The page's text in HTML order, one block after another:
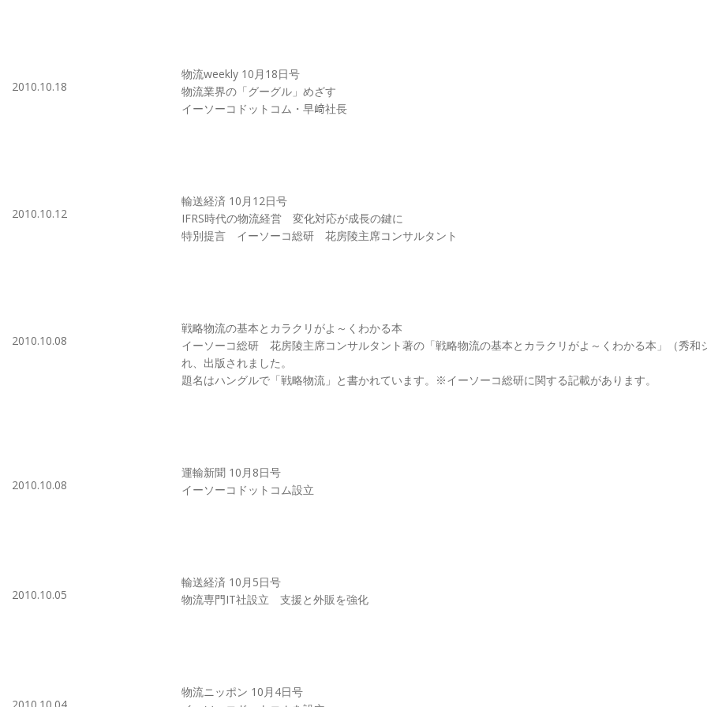
2010.10.18
物流weekly 10月18日号
物流業界の「グーグル」めざす
イーソーコドットコム・早﨑社長
2010.10.12
輸送経済 10月12日号
IFRS時代の物流経営 変化対応が成長の鍵に
特別提言 イーソーコ総研 花房陵主席コンサルタント
2010.10.08
戦略物流の基本とカラクリがよ～くわかる本
イーソーコ総研 花房陵主席コンサルタント著の「戦略物流の基本とカラクリがよ～くわかる本」（秀和
れ、出版されました。
題名はハングルで「戦略物流」と書かれています。※イーソーコ総研に関する記載があります。
2010.10.08
運輸新聞 10月8日号
イーソーコドットコム設立
2010.10.05
輸送経済 10月5日号
物流専門IT社設立 支援と外販を強化
物流ニッポン 10月4日号